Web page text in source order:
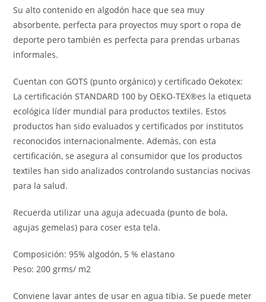
Su alto contenido en algodón hace que sea muy
absorbente, perfecta para proyectos muy sport o ropa de
deporte pero también es perfecta para prendas urbanas
informales.
Cuentan con GOTS (punto orgánico) y certificado Oekotex:
La certificación STANDARD 100 by OEKO-TEX®es la etiqueta
ecológica líder mundial para productos textiles. Estos
productos han sido evaluados y certificados por institutos
reconocidos internacionalmente. Además, con esta
certificación, se asegura al consumidor que los productos
textiles han sido analizados controlando sustancias nocivas
para la salud.
Recuerda utilizar una aguja adecuada (punto de bola,
agujas gemelas) para coser esta tela.
Composición: 95% algodón, 5 % elastano
Peso: 200 grms/ m2
Conviene lavar antes de usar en agua tibia. Se puede meter